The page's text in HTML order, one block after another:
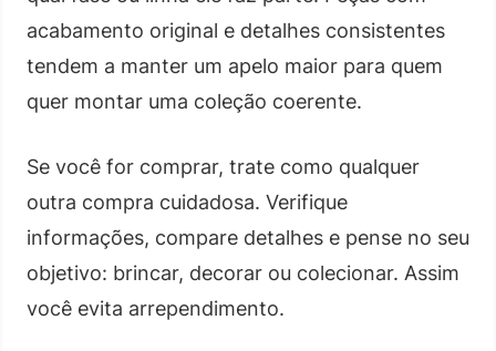
acabamento original e detalhes consistentes
tendem a manter um apelo maior para quem
quer montar uma coleção coerente.
Se você for comprar, trate como qualquer
outra compra cuidadosa. Verifique
informações, compare detalhes e pense no seu
objetivo: brincar, decorar ou colecionar. Assim
você evita arrependimento.